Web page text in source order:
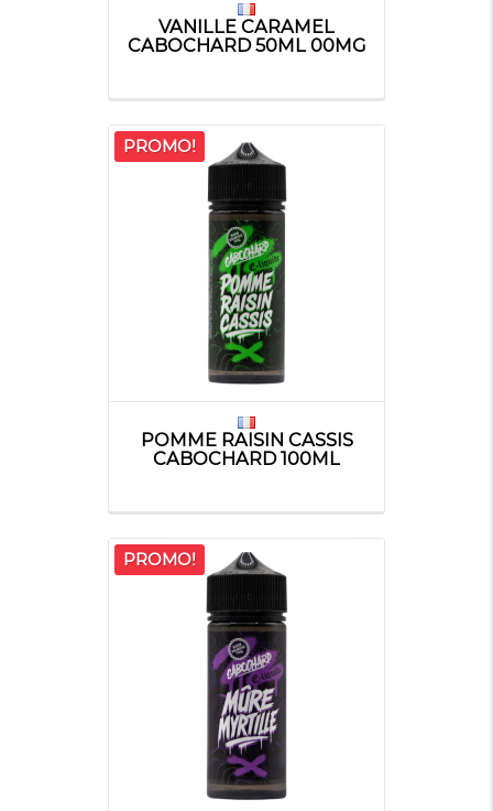
VANILLE CARAMEL
CABOCHARD 50ML 00MG
PROMO!
POMME RAISIN CASSIS
CABOCHARD 100ML
PROMO!